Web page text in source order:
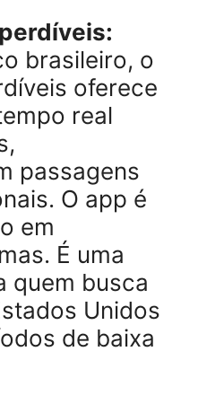
do
permite
e comparar
moedas.
se é
esperar por